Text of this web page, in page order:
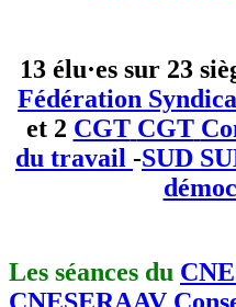
13 élu·es sur 23
Fédération
et 2 CGT CGT
du travail -SUD
Les séances du
CNESERAAV